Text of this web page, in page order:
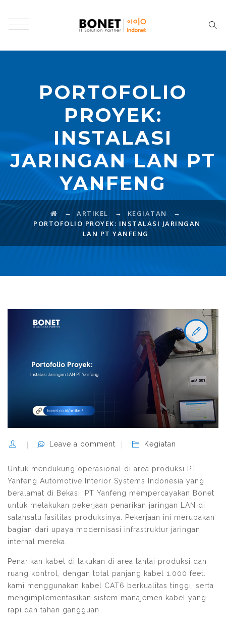
PORTOFOLIO
PROYEK:
INSTALASI
JARINGAN LAN PT
YANFENG
→ ARTIKEL → KEGIATAN→
PORTOFOLIO PROYEK: INSTALASI JARINGAN
LAN PT YANFENG
Leave a comment Kegiatan
Untuk mendukung operasional di area produksi PT
Yanfeng Automotive Interior Systems Indonesia yang
beralamat di Bekasi, PT Yanfeng mempercayakan Bonet
untuk melakukan pekerjaan penarikan jaringan LAN di
salahsatu fasilitas produksinya. Pekerjaan ini merupakan
bagian dari upaya modernisasi infrastruktur jaringan
internal mereka.
Penarikan kabel di lakukan di area lantai produksi dan
ruang kontrol, dengan total panjang kabel 1.000 feet.
kami menggunakan kabel CAT6 berkualitas tinggi, serta
mengimplementasikan sistem manajemen kabel yang
rapi dan tahan gangguan.